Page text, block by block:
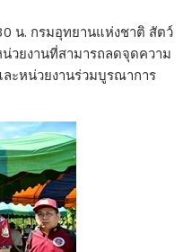
m
bl
r
er
e
st
p
y
Li
k
ar
e
น. กรมอุทยานแห่งชาติ สัตว์
วยงานที่สามารถลดจุดความ
ะหน่วยงานร่วมบูรณาการ